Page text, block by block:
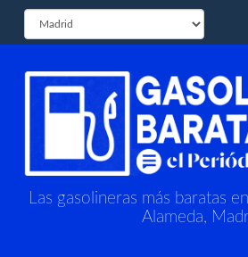
Las gasolineras más baratas
Alameda,